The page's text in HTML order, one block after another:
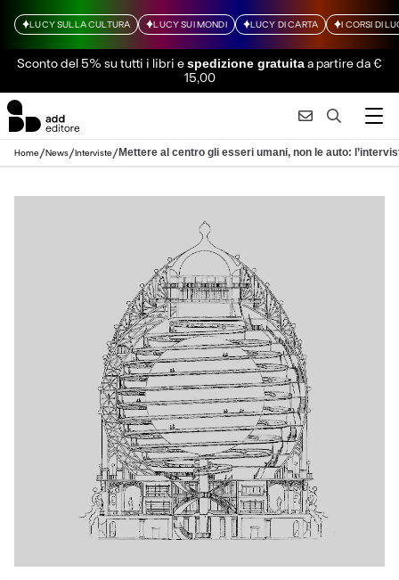
LUCY SULLA CULTURA LUCY SUI MONDI LUCY DI CARTA I CORSI DI
Sconto del 5% su tutti i libri espedizione gratuitaa partire da €
15,00
Home/News/Interviste/Mettere al centro gli esseri umani, non le auto: